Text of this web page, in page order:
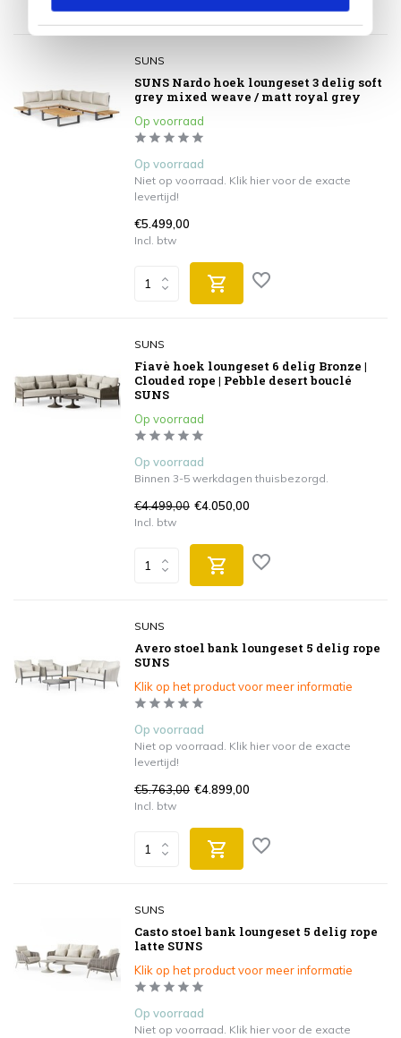
SUNS
SUNS Nardo hoek loungeset 3 delig soft
grey mixed weave / matt royal grey
Op voorraad
Op voorraad
Niet op voorraad. Klik hier voor de exacte
levertijd!
€5.499,00
Incl. btw
SUNS
Fiavè hoek loungeset 6 delig Bronze |
Clouded rope | Pebble desert bouclé
SUNS
Op voorraad
Op voorraad
Binnen 3-5 werkdagen thuisbezorgd.
€4.499,00 €4.050,00
Incl. btw
SUNS
Avero stoel bank loungeset 5 delig rope
SUNS
Klik op het product voor meer informatie
Op voorraad
Niet op voorraad. Klik hier voor de exacte
levertijd!
€5.763,00 €4.899,00
Incl. btw
SUNS
Casto stoel bank loungeset 5 delig rope
latte SUNS
Klik op het product voor meer informatie
Op voorraad
Niet op voorraad. Klik hier voor de exacte